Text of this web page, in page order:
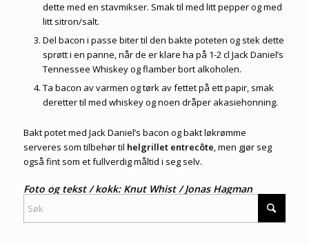
dette med en stavmikser. Smak til med litt pepper og med
litt sitron/salt.
Del bacon i passe biter til den bakte poteten og stek dette
sprøtt i en panne, når de er klare ha på 1-2 cl Jack Daniel’s
Tennessee Whiskey og flamber bort alkoholen.
Ta bacon av varmen og tørk av fettet på ett papir, smak
deretter til med whiskey og noen dråper akasiehonning.
Bakt potet med Jack Daniel’s bacon og bakt løkrømme
serveres som tilbehør til helgrillet entrecôte, men gjør seg
også fint som et fullverdig måltid i seg selv.
Foto og tekst / kokk: Knut Whist / Jonas Hagman